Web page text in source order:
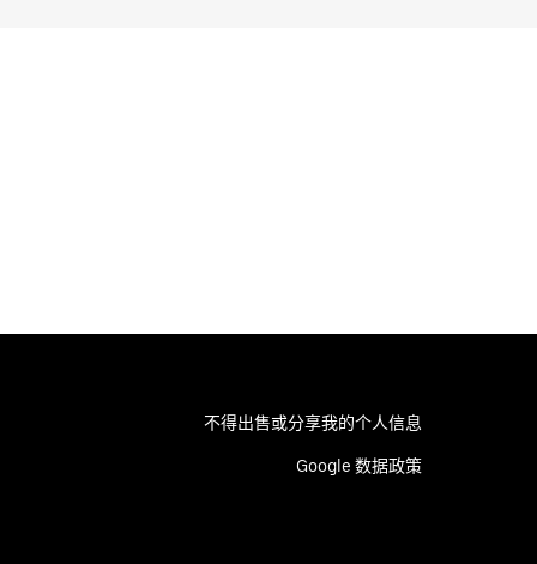
不得出售或分享我的个人信息
Google 数据政策